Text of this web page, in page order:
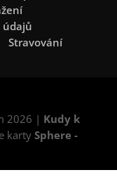
údajů
Stravování
2026 | Kudy k
kartySphere -